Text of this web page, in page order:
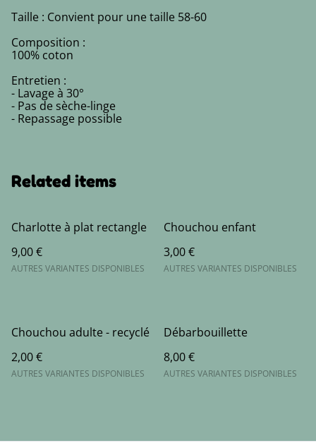
Taille : Convient pour une taille 58-60
Composition :
100% coton
Entretien :
- Lavage à 30°
- Pas de sèche-linge
- Repassage possible
Related items
Charlotte à plat rectangle
9,00 €
AUTRES VARIANTES DISPONIBLES
Chouchou enfant
3,00 €
AUTRES VARIANTES DISPONIBLES
Chouchou adulte - recyclé
2,00 €
AUTRES VARIANTES DISPONIBLES
Débarbouillette
8,00 €
AUTRES VARIANTES DISPONIBLES